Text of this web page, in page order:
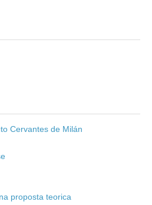
Cervantes de Milán
proposta teorica